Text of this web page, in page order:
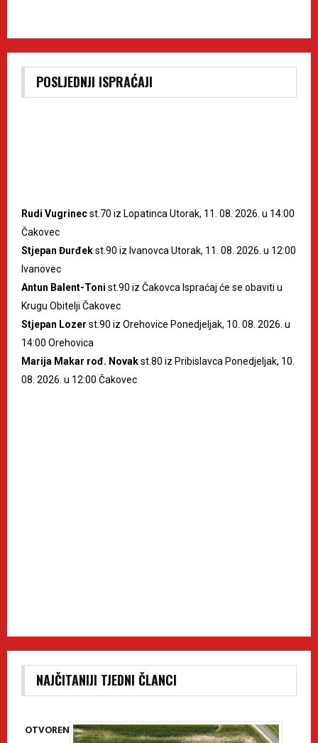
POSLJEDNJI ISPRAĆAJI
Rudi Vugrinecst.70 iz Lopatinca Utorak, 11. 08. 2026. u 14:00
Čakovec
Stjepan Đurđekst.90 iz Ivanovca Utorak, 11. 08. 2026. u 12:00
Ivanovec
Antun Balent-Toni st.90 iz Čakovca Ispraćaj će se obaviti u
Krugu Obitelji Čakovec
Stjepan Lozer st.90 iz Orehovice Ponedjeljak, 10. 08. 2026. u
14:00 Orehovica
Marija Makar rođ. Novakst.80 iz Pribislavca Ponedjeljak, 10.
08. 2026. u 12:00 Čakovec
NAJČITANIJI TJEDNI ČLANCI
OTVOREN